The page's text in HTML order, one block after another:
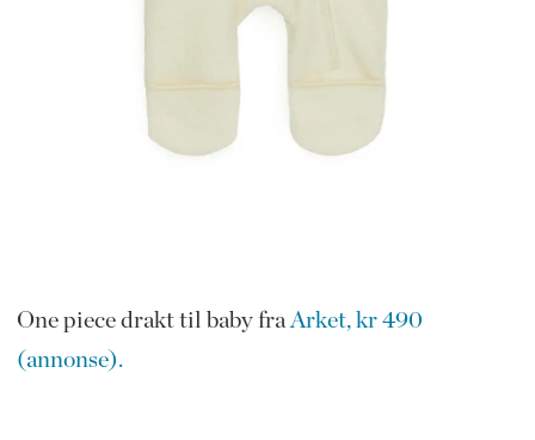
One piece drakt til baby fraArket, kr 490
(annonse).